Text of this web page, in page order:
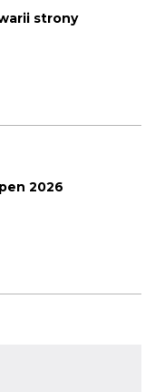
strony
2026